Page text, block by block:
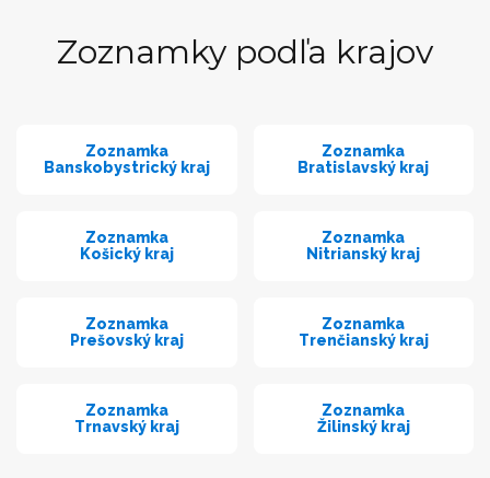
Zoznamky podľa krajov
Zoznamka
Banskobystrický kraj
Zoznamka
Bratislavský kraj
Zoznamka
Košický kraj
Zoznamka
Nitrianský kraj
Zoznamka
Prešovský kraj
Zoznamka
Trenčianský kraj
Zoznamka
Trnavský kraj
Zoznamka
Žilinský kraj